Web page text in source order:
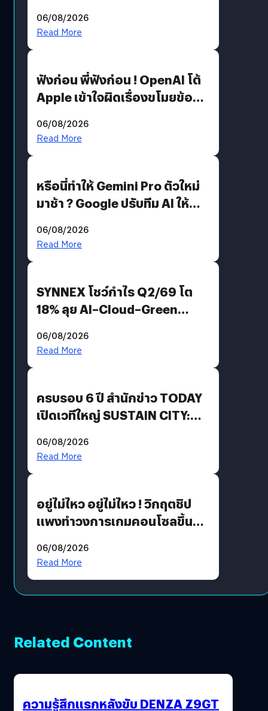
รหัสผ่านหลุด ไม่ใช่แฮ็กเกอร์
06/08/2026
Read More
ฟังก่อน พี่ฟังก่อน ! OpenAI โต้
Apple เข้าใจผิดเรื่องขโมยข้อมูล
06/08/2026
Read More
หรือนี่ทำให้ Gemini Pro ตัวใหม่
มาช้า ? Google ปรับทีม AI ให้
AGI
06/08/2026
Read More
SYNNEX โชว์กำไร Q2/69 โต
18% ลุย AI–Cloud–Green
Revenue เร่งเครื่อง New
06/08/2026
Read More
ครบรอบ 6 ปี สำนักข่าว TODAY
เปิดเวทีใหญ่ SUSTAIN CITY:
แนวทางปรับตัวสู่เศรษฐกิจสี
06/08/2026
Read More
อยู่ไม่ไหว อยู่ไม่ไหว ! วิกฤตชิป
แพงทำวงการเกมคอนโซลขึ้น
?
06/08/2026
Read More
Related Content
ความรู้สึกแรกหลังขับ DENZA Z9GT